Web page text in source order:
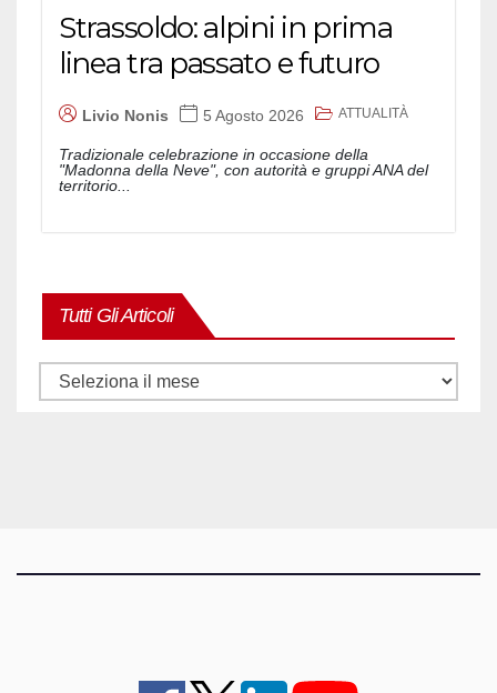
Strassoldo: alpini in prima
linea tra passato e futuro
Livio Nonis 5 Agosto 2026 ATTUALITÀ
Tradizionale celebrazione in occasione della
"Madonna della Neve", con autorità e gruppi ANA del
territorio...
Tutti Gli Articoli
Tutti